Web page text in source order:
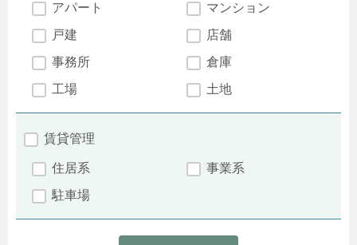
アパート
マンション
戸建
店舗
事務所
倉庫
工場
土地
賃貸管理
住居系
事業系
駐車場